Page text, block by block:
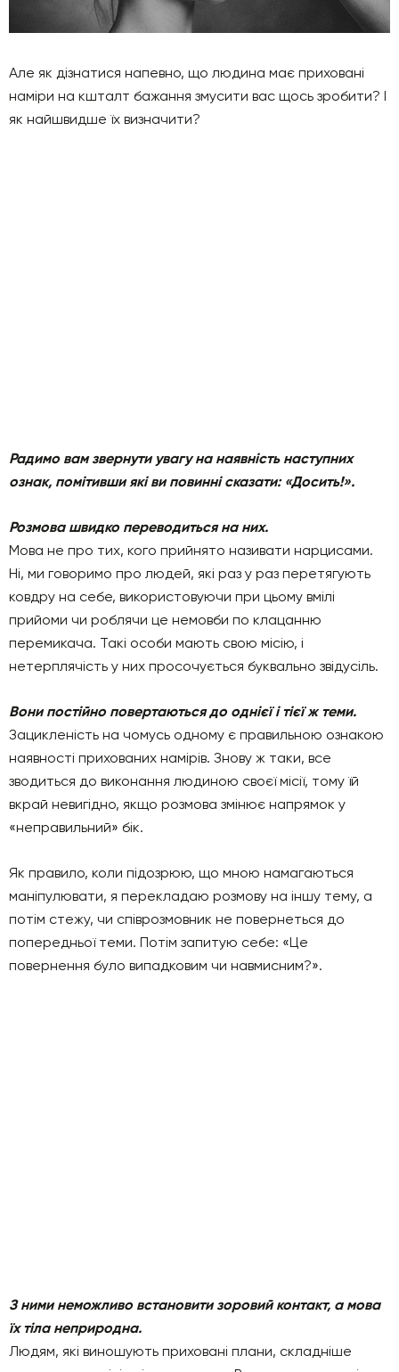
Але як дізнатися напевно, що людина має приховані
наміри на кшталт бажання змусити вас щось зробити? І
як найшвидше їх визначити?
Радимо вам звернути увагу на наявність наступних
ознак, помітивши які ви повинні сказати: «Досить!».
Розмова швидко переводиться на них.
Мова не про тих, кого прийнято називати нарцисами.
Ні, ми говоримо про людей, які раз у раз перетягують
ковдру на себе, використовуючи при цьому вмілі
прийоми чи роблячи це немовби по клацанню
перемикача. Такі особи мають свою місію, і
нетерплячість у них просочується буквально звідусіль.
Вони постійно повертаються до однієї і тієї ж теми.
Зацикленість на чомусь одному є правильною ознакою
наявності прихованих намірів. Знову ж таки, все
зводиться до виконання людиною своєї місії, тому їй
вкрай невигідно, якщо розмова змінює напрямок у
«неправильний» бік.
Як правило, коли підозрюю, що мною намагаються
маніпулювати, я перекладаю розмову на іншу тему, а
потім стежу, чи співрозмовник не повернеться до
попередньої теми. Потім запитую себе: «Це
повернення було випадковим чи навмисним?».
З ними неможливо встановити зоровий контакт, а мова
їх тіла неприродна.
Людям, які виношують приховані плани, складніше